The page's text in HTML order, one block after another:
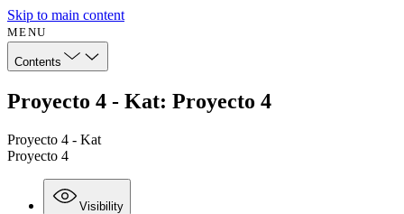
Skip to main content
MENU
Contents
Proyecto 4 - Kat: Proyecto 4
Proyecto 4 - Kat
Proyecto 4
Visibility